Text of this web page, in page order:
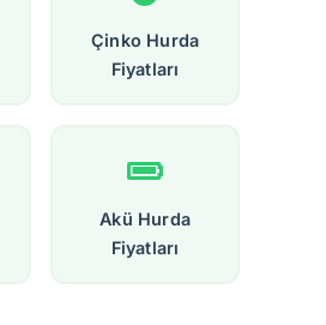
Çinko Hurda
Fiyatları
Akü Hurda
Fiyatları